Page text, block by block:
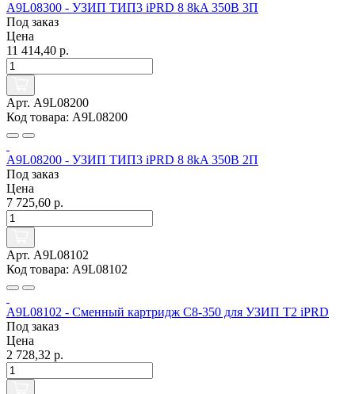
A9L08300 - УЗИП ТИП3 iPRD 8 8kA 350В 3П
Под заказ
Цена
11 414,40 р.
Арт. A9L08200
Код товара: A9L08200
A9L08200 - УЗИП ТИП3 iPRD 8 8kA 350В 2П
Под заказ
Цена
7 725,60 р.
Арт. A9L08102
Код товара: A9L08102
A9L08102 - Сменный картридж C8-350 для УЗИП Т2 iPRD
Под заказ
Цена
2 728,32 р.